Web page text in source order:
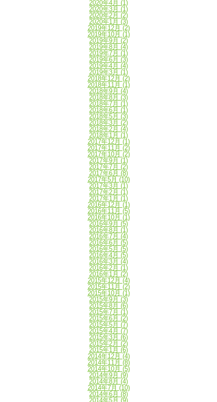
2020年4月 (1)
2020年3月 (1)
2020年2月 (2)
2020年1月 (3)
2019年12月 (2)
2019年10月 (1)
2019年9月 (2)
2019年8月 (4)
2019年7月 (1)
2019年6月 (3)
2019年4月 (4)
2019年3月 (1)
2018年12月 (2)
2018年11月 (1)
2018年9月 (4)
2018年8月 (3)
2018年7月 (1)
2018年6月 (1)
2018年5月 (3)
2018年3月 (2)
2018年2月 (4)
2018年1月 (1)
2017年12月 (1)
2017年11月 (2)
2017年10月 (2)
2017年9月 (1)
2017年7月 (2)
2017年6月 (8)
2017年5月 (10)
2017年3月 (1)
2017年2月 (1)
2017年1月 (1)
2016年12月 (1)
2016年11月 (5)
2016年10月 (1)
2016年9月 (5)
2016年8月 (1)
2016年7月 (4)
2016年6月 (5)
2016年5月 (5)
2016年4月 (5)
2016年3月 (4)
2016年2月 (1)
2016年1月 (2)
2015年12月 (4)
2015年11月 (2)
2015年10月 (1)
2015年9月 (3)
2015年8月 (6)
2015年7月 (1)
2015年6月 (2)
2015年5月 (7)
2015年4月 (7)
2015年3月 (6)
2015年2月 (2)
2015年1月 (6)
2014年12月 (4)
2014年11月 (8)
2014年10月 (5)
2014年9月 (9)
2014年8月 (4)
2014年7月 (10)
2014年6月 (8)
2014年5月 (9)